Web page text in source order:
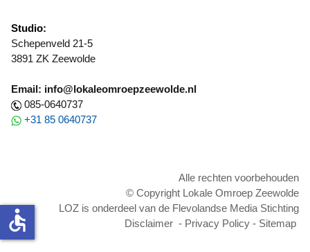
Studio:
Schepenveld 21-5
3891 ZK Zeewolde
Email: info@lokaleomroepzeewolde.nl
085-0640737
+31 85 0640737
Alle rechten voorbehouden
© Copyright Lokale Omroep Zeewolde
LOZ is onderdeel van de Flevolandse Media Stichting
Disclaimer - Privacy Policy - Sitemap
accessible